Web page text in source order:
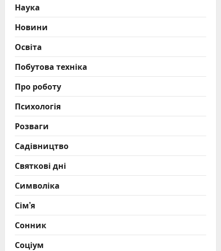
Наука
Новини
Освіта
Побутова техніка
Про роботу
Психологія
Розваги
Садівництво
Святкові дні
Символіка
Сім’я
Сонник
Соціум